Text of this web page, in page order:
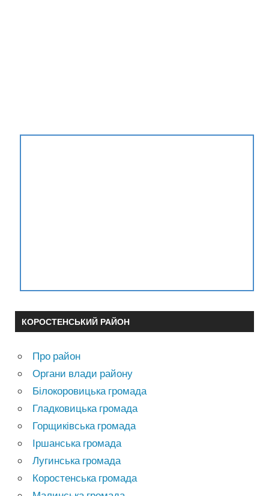
КОРОСТЕНСЬКИЙ РАЙОН
Про район
Органи влади району
Білокоровицька громада
Гладковицька громада
Горщиківська громада
Іршанська громада
Лугинська громада
Коростенська громада